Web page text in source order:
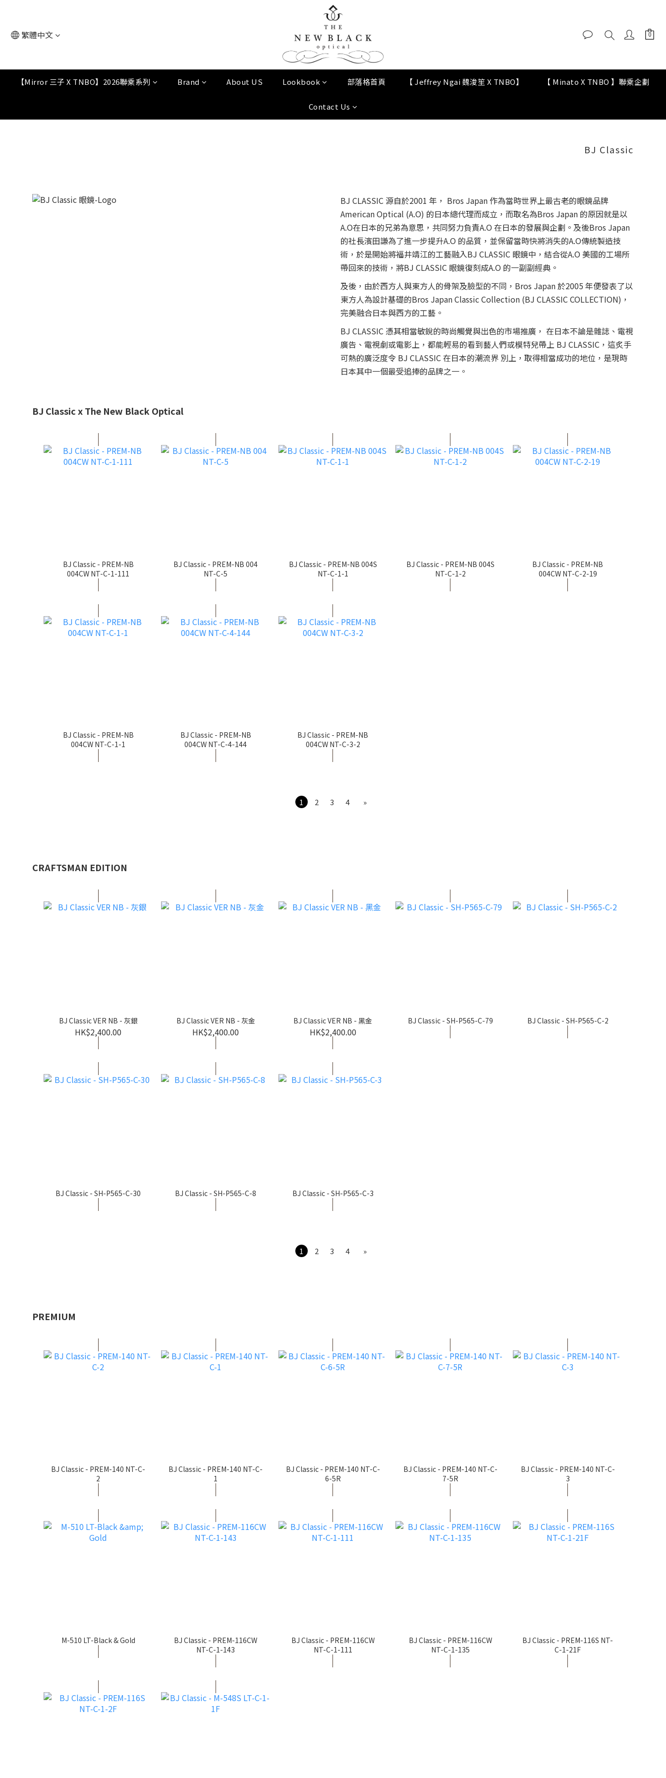
繁體中文
【Mirror 三子 X TNBO】2026聯乘系列 Brand About US Lookbook 部落格首頁 【 Jeffrey Ngai 魏浚笙 X TNBO】 【 Minato X TNBO 】聯乘企劃
Contact Us
BJ Classic
BJ CLASSIC 源自於2001 年， Bros Japan 作為當時世界上最古老的眼鏡品牌
American Optical (A.O) 的日本總代理而成立，而取名為Bros Japan 的原因就是以
A.O在日本的兄弟為意思，共同努力負責A.O 在日本的發展與企劃。及後Bros Japan
的社長濱田謙為了進一步提升A.O 的品質，並保留當時快將消失的A.O傳統製造技
術，於是開始將福井靖江的工藝融入BJ CLASSIC 眼鏡中，結合從A.O 美國的工場所
帶回來的技術，將BJ CLASSIC 眼鏡復刻成A.O 的一副副經典。
及後，由於西方人與東方人的骨架及臉型的不同，Bros Japan 於2005 年便發表了以
東方人為設計基礎的Bros Japan Classic Collection (BJ CLASSIC COLLECTION)，
完美融合日本與西方的工藝。
BJ CLASSIC 憑其相當敏銳的時尚觸覺與出色的市場推廣， 在日本不論是雜誌、電視
廣告、電視劇或電影上，都能輕易的看到藝人們或模特兒帶上 BJ CLASSIC，這炙手
可熱的廣泛度令 BJ CLASSIC 在日本的潮流界 別上，取得相當成功的地位，是現時
日本其中一個最受追捧的品牌之一。
BJ Classic x The New Black Optical
BJ Classic - PREM-NB
004CW NT-C-1-111
BJ Classic - PREM-NB 004
NT-C-5
BJ Classic - PREM-NB 004S
NT-C-1-1
BJ Classic - PREM-NB 004S
NT-C-1-2
BJ Classic - PREM-NB
004CW NT-C-2-19
BJ Classic - PREM-NB
004CW NT-C-1-1
BJ Classic - PREM-NB
004CW NT-C-4-144
BJ Classic - PREM-NB
004CW NT-C-3-2
1 2 3 4 »
CRAFTSMAN EDITION
BJ Classic VER NB - 灰銀
HK$2,400.00
BJ Classic VER NB - 灰金
HK$2,400.00
BJ Classic VER NB - 黑金
HK$2,400.00
BJ Classic - SH-P565-C-79 BJ Classic - SH-P565-C-2
BJ Classic - SH-P565-C-30 BJ Classic - SH-P565-C-8 BJ Classic - SH-P565-C-3
1 2 3 4 »
PREMIUM
BJ Classic - PREM-140 NT-C-
2
BJ Classic - PREM-140 NT-C-
1
BJ Classic - PREM-140 NT-C-
6-5R
BJ Classic - PREM-140 NT-C-
7-5R
BJ Classic - PREM-140 NT-C-
3
M-510 LT-Black & Gold
BJ Classic - PREM-116CW
NT-C-1-143
BJ Classic - PREM-116CW
NT-C-1-111
BJ Classic - PREM-116CW
NT-C-1-135
BJ Classic - PREM-116S NT-
C-1-21F